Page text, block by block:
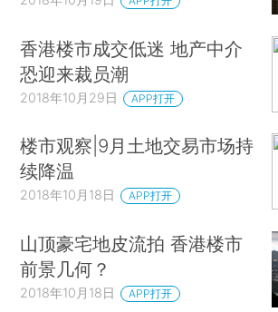
香港楼市成交低迷 地产中介
恐迎来裁员潮
2018年10月29日 APP打开
楼市观察|9月土地交易市场持
续降温
2018年10月18日 APP打开
山顶豪宅地皮流拍 香港楼市
前景几何？
2018年10月18日 APP打开